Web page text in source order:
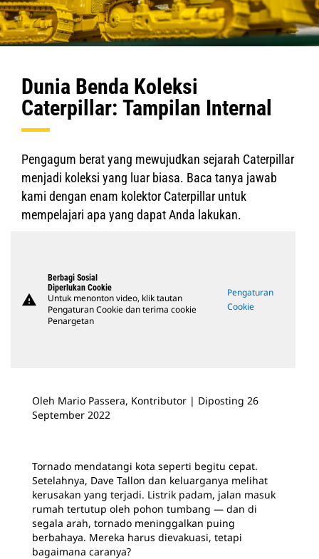
Dunia Benda Koleksi
Caterpillar: Tampilan Internal
Pengagum berat yang mewujudkan sejarah Caterpillar
menjadi koleksi yang luar biasa. Baca tanya jawab
kami dengan enam kolektor Caterpillar untuk
mempelajari apa yang dapat Anda lakukan.
warning
Berbagi Sosial
Diperlukan Cookie
Untuk menonton video, klik tautan
Pengaturan Cookie dan terima cookie
Penargetan
Pengaturan
Cookie
Oleh Mario Passera, Kontributor | Diposting 26
September 2022
Tornado mendatangi kota seperti begitu cepat.
Setelahnya, Dave Tallon dan keluarganya melihat
kerusakan yang terjadi. Listrik padam, jalan masuk
rumah tertutup oleh pohon tumbang — dan di
segala arah, tornado meninggalkan puing
berbahaya. Mereka harus dievakuasi, tetapi
bagaimana caranya?